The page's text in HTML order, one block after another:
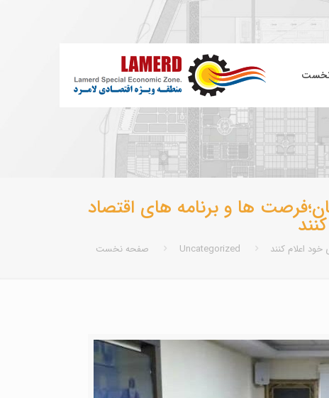
ها و برنامه های اقتصاد
صفحه نخست Uncategorized اعلام کنند